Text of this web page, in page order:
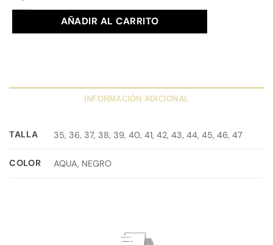
AÑADIR AL CARRITO
INFORMACIÓN ADICIONAL
TALLA 35, 36, 37, 38, 39, 40, 41, 42, 43, 44, 45, 46, 47
COLOR AQUA, NEGRO